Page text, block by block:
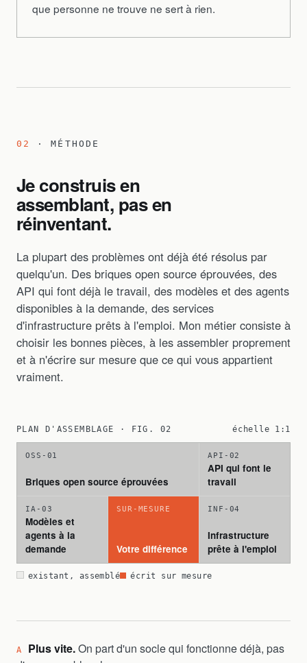
que personne ne trouve ne sert à rien.
02 · MÉTHODE
Je construis en
assemblant, pas en
réinventant.
La plupart des problèmes ont déjà été résolus par
quelqu'un. Des briques open source éprouvées, des
API qui font déjà le travail, des modèles et des agents
disponibles à la demande, des services
d'infrastructure prêts à l'emploi. Mon métier consiste à
choisir les bonnes pièces, à les assembler proprement
et à n'écrire sur mesure que ce qui vous appartient
vraiment.
PLAN D'ASSEMBLAGE · FIG. 02 échelle 1:1
OSS-01
Briques open source éprouvées
API-02
API qui font le
travail
IA-03
Modèles et
agents à la
demande
SUR-MESURE
Votre différence
INF-04
Infrastructure
prête à l'emploi
existant, assemblé écrit sur mesure
A Plus vite.On part d'un socle qui fonctionne déjà, pas